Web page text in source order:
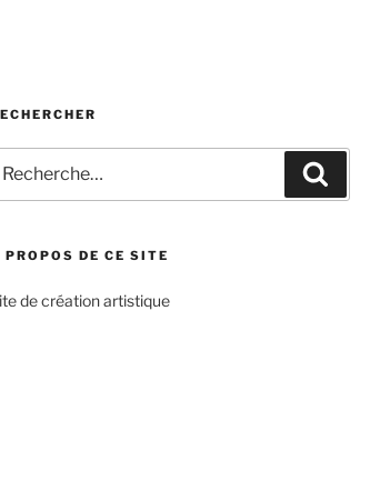
PROPOS DE CE SITE
de création artistique